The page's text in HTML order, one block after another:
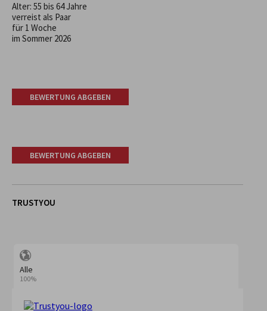
Alter: 55 bis 64 Jahre
verreist als Paar
für 1 Woche
im Sommer 2026
BEWERTUNG ABGEBEN
BEWERTUNG ABGEBEN
TRUSTYOU
Alle
100%